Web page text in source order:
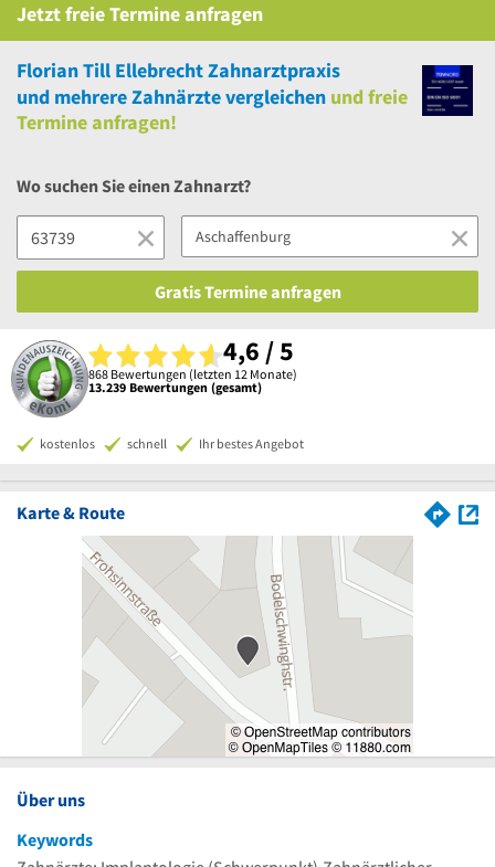
JetztfreieTermine anfragen
Florian Till Ellebrecht Zahnarztpraxis
und mehrereZahnärzte vergleichen undfreie
Termine anfragen!
Wo suchen Sie einen Zahnarzt?
Gratis Termine anfragen
4,6 / 5
868 Bewertungen (letzten 12 Monate)
13.239 Bewertungen (gesamt)
kostenlos schnell Ihr bestes Angebot
Karte & Route
Über uns
Keywords